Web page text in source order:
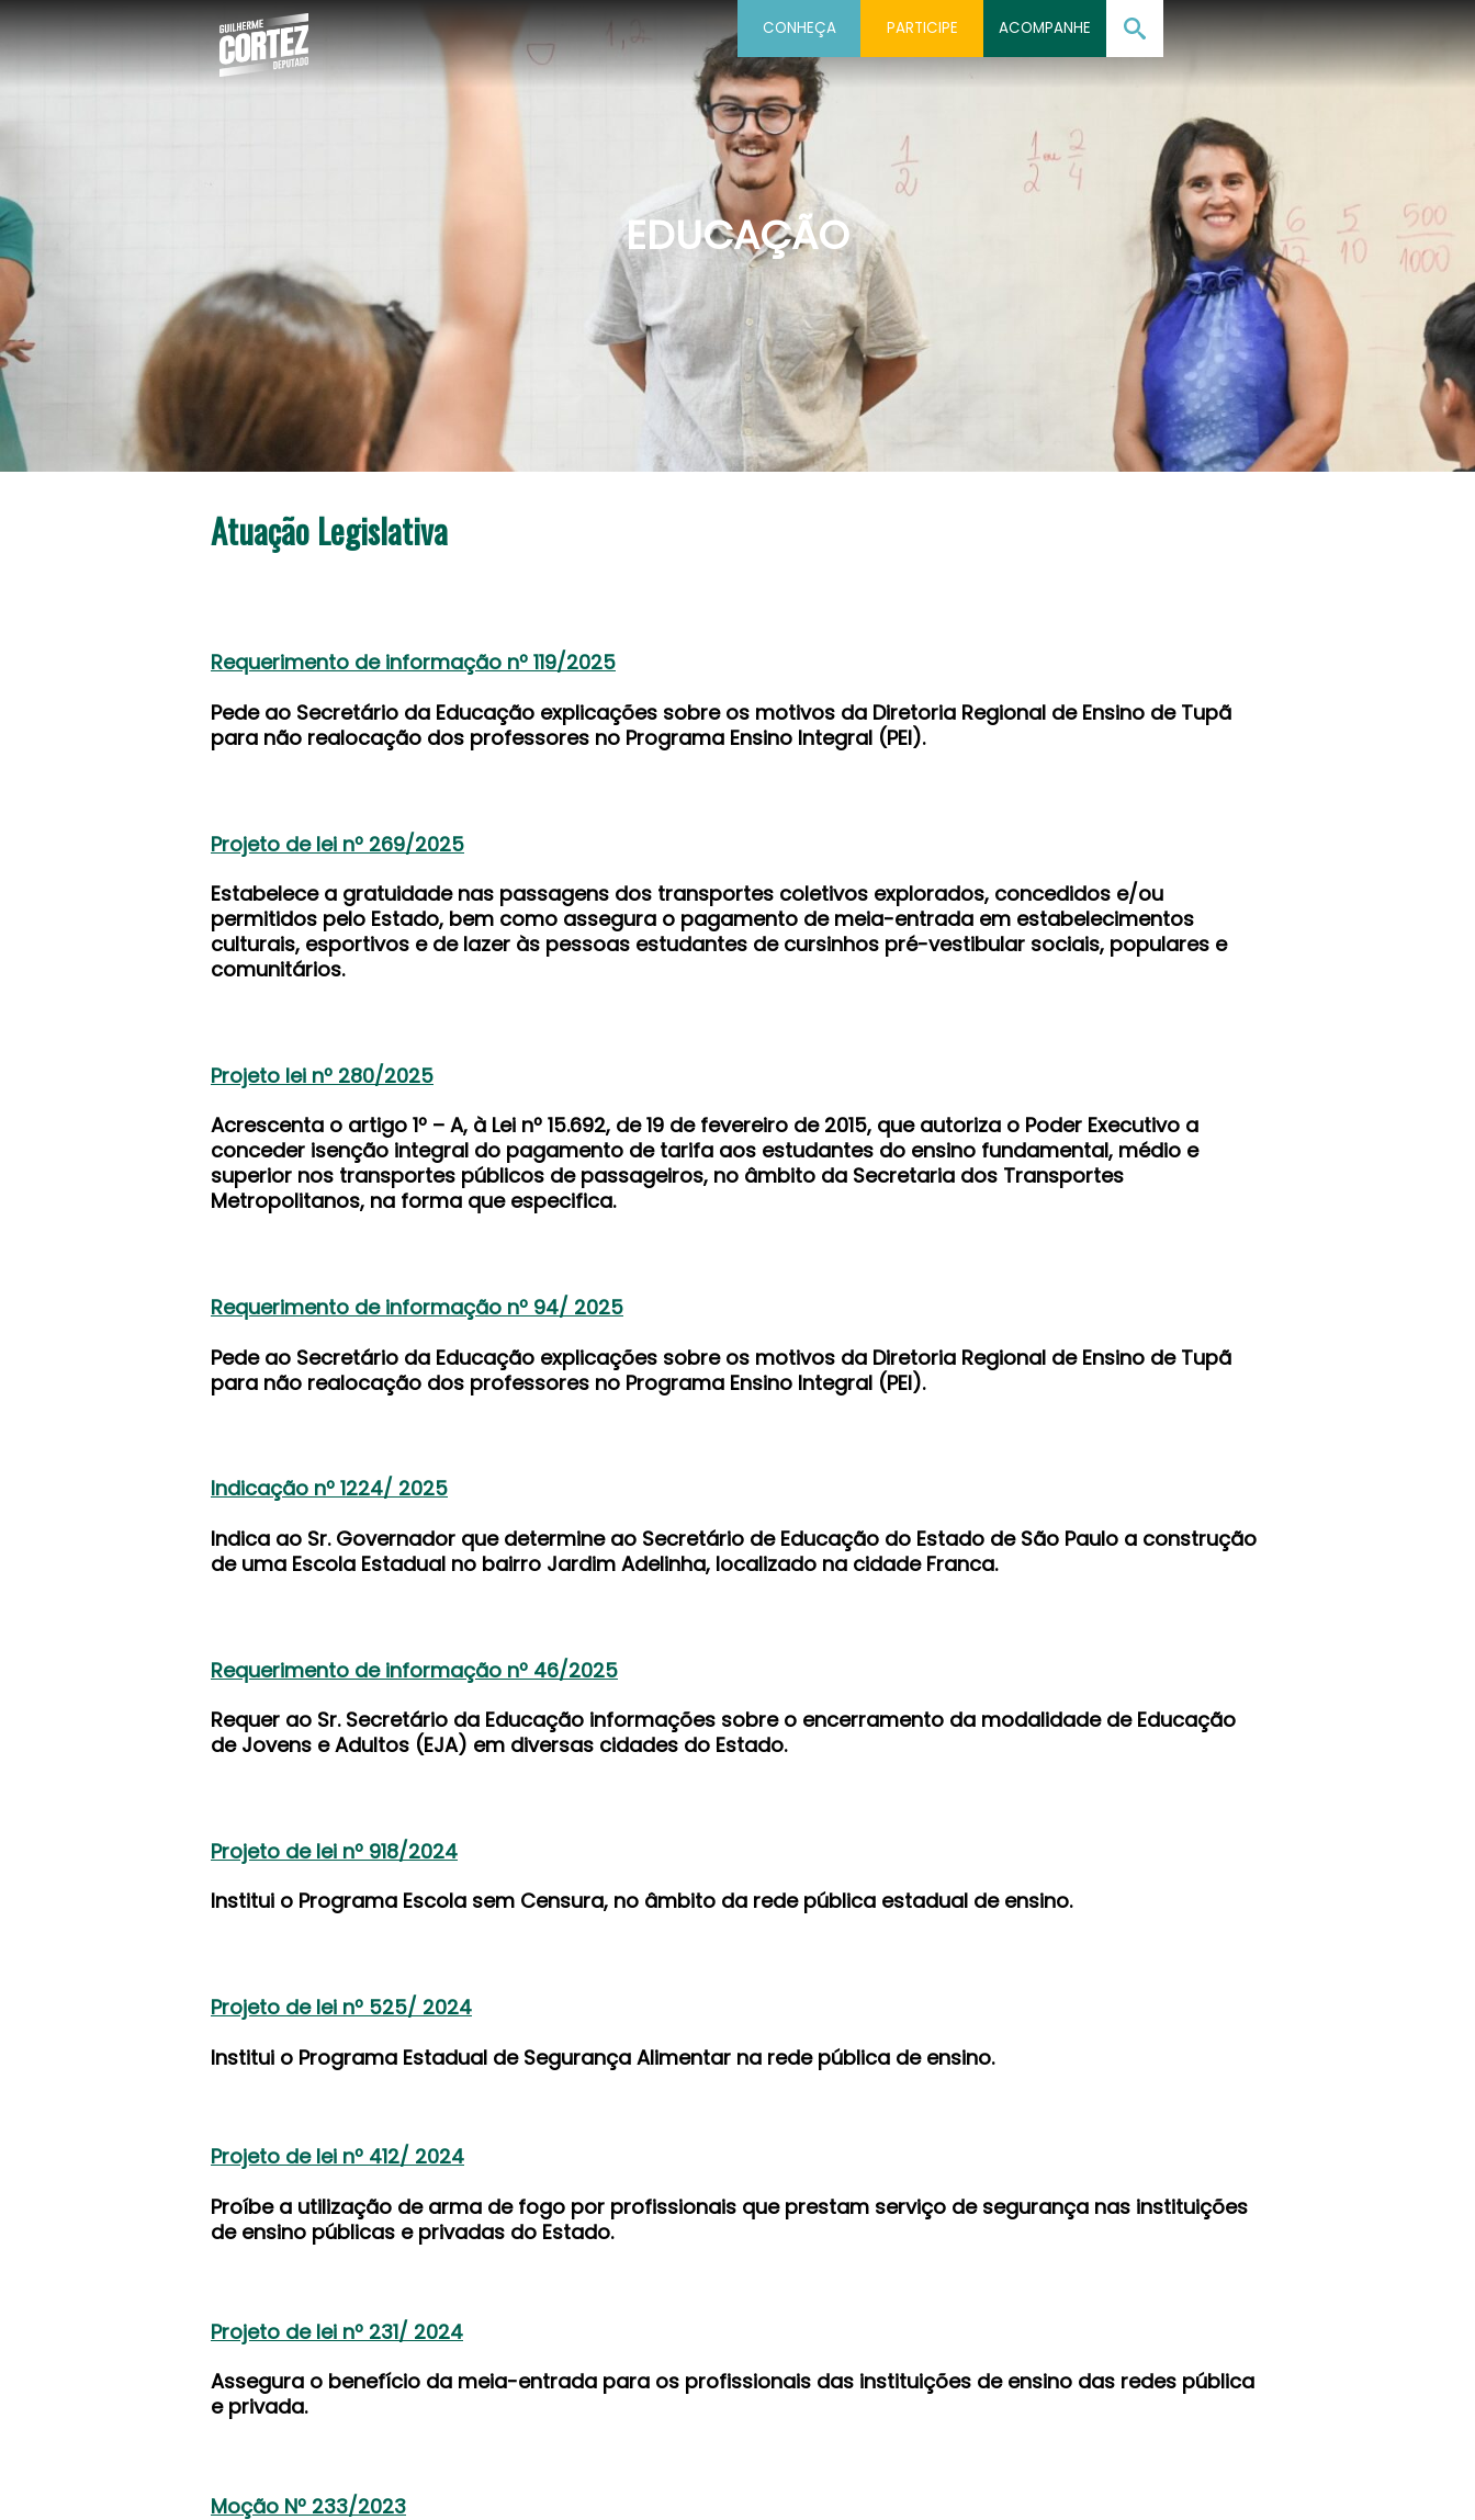
CONHEÇA PARTICIPE ACOMPANHE
EDUCAÇÃO
Atuação Legislativa
Requerimento de informação nº 119/2025
Pede ao Secretário da Educação explicações sobre os motivos da Diretoria Regional de Ensino de Tupã
para não realocação dos professores no Programa Ensino Integral (PEI).
Projeto de lei nº 269/2025
Estabelece a gratuidade nas passagens dos transportes coletivos explorados, concedidos e/ou
permitidos pelo Estado, bem como assegura o pagamento de meia-entrada em estabelecimentos
culturais, esportivos e de lazer às pessoas estudantes de cursinhos pré-vestibular sociais, populares e
comunitários.
Projeto lei nº 280/2025
Acrescenta o artigo 1º – A, à Lei nº 15.692, de 19 de fevereiro de 2015, que autoriza o Poder Executivo a
conceder isenção integral do pagamento de tarifa aos estudantes do ensino fundamental, médio e
superior nos transportes públicos de passageiros, no âmbito da Secretaria dos Transportes
Metropolitanos, na forma que especifica.
Requerimento de informação nº 94/ 2025
Pede ao Secretário da Educação explicações sobre os motivos da Diretoria Regional de Ensino de Tupã
para não realocação dos professores no Programa Ensino Integral (PEI).
Indicação nº 1224/ 2025
Indica ao Sr. Governador que determine ao Secretário de Educação do Estado de São Paulo a construção
de uma Escola Estadual no bairro Jardim Adelinha, localizado na cidade Franca.
Requerimento de informação nº 46/2025
Requer ao Sr. Secretário da Educação informações sobre o encerramento da modalidade de Educação
de Jovens e Adultos (EJA) em diversas cidades do Estado.
Projeto de lei nº 918/2024
Institui o Programa Escola sem Censura, no âmbito da rede pública estadual de ensino.
Projeto de lei nº 525/ 2024
Institui o Programa Estadual de Segurança Alimentar na rede pública de ensino.
Projeto de lei nº 412/ 2024
Proíbe a utilização de arma de fogo por profissionais que prestam serviço de segurança nas instituições
de ensino públicas e privadas do Estado.
Projeto de lei nº 231/ 2024
Assegura o benefício da meia-entrada para os profissionais das instituições de ensino das redes pública
e privada.
Moção Nº 233/2023